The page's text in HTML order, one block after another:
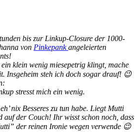
bis zur Linkup-Closure der 1000-
von Pinkepankangeleierten
klein wenig miesepetrig klingt, mache
Insgeheim steh ich doch sogar drauf! 😉
stresst mich ein wenig.
nix Besseres zu tun habe. Liegt Mutti
auf der Couch! Ihr wisst schon noch, dass
der reinen Ironie wegen verwende 😉